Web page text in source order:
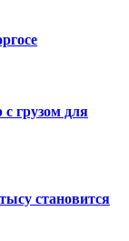
грузом для
становится